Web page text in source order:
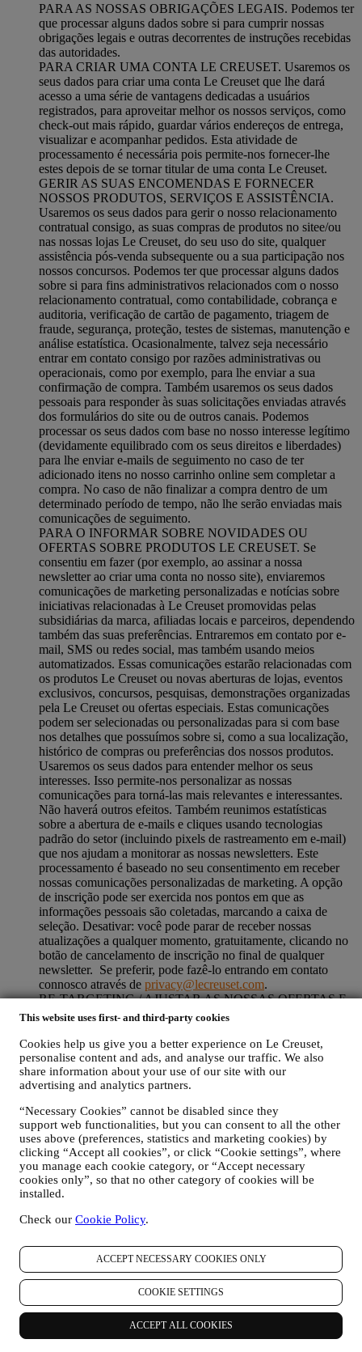
This website uses first- and third-party cookies
Cookies help us give you a better experience on Le Creuset,
personalise content and ads, and analyse our traffic. We also
share information about your use of our site with our
advertising and analytics partners.
“Necessary Cookies” cannot be disabled since they
support web functionalities, but you can consent to all the other
uses above (preferences, statistics and marketing cookies) by
clicking “Accept all cookies”, or click “Cookie settings”, where
you manage each cookie category, or “Accept necessary
cookies only”, so that no other category of cookies will be
installed.
Check our Cookie Policy.
ACCEPT NECESSARY COOKIES ONLY
COOKIE SETTINGS
ACCEPT ALL COOKIES
PARA AS NOSSAS OBRIGAÇÕES LEGAIS. Podemos ter
que processar alguns dados sobre si para cumprir nossas
obrigações legais e outras decorrentes de instruções recebidas
das autoridades.
PARA CRIAR UMA CONTA LE CREUSET. Usaremos os
seus dados para criar uma conta Le Creuset que lhe dará
acesso a uma série de vantagens dedicadas a usuários
registrados, para aproveitar melhor os nossos serviços, como
check-out mais rápido, guardar vários endereços de entrega,
visualizar e acompanhar pedidos. Esta atividade de
processamento é necessária pois permite-nos fornecer-lhe
estes depois de se tornar titular de uma conta Le Creuset.
GERIR AS SUAS ENCOMENDAS E FORNECER
NOSSOS PRODUTOS, SERVIÇOS E ASSISTÊNCIA.
Usaremos os seus dados para gerir o nosso relacionamento
contratual consigo, as suas compras de produtos no sitee/ou
nas nossas lojas Le Creuset, do seu uso do site, qualquer
assistência pós-venda subsequente ou a sua participação nos
nossos concursos. Podemos ter que processar alguns dados
sobre si para fins administrativos relacionados com o nosso
relacionamento contratual, como contabilidade, cobrança e
auditoria, verificação de cartão de pagamento, triagem de
fraude, segurança, proteção, testes de sistemas, manutenção e
análise estatística. Ocasionalmente, talvez seja necessário
entrar em contato consigo por razões administrativas ou
operacionais, como por exemplo, para lhe enviar a sua
confirmação de compra. Também usaremos os seus dados
pessoais para responder às suas solicitações enviadas através
dos formulários do site ou de outros canais. Podemos
processar os seus dados com base no nosso interesse legítimo
(devidamente equilibrado com os seus direitos e liberdades)
para lhe enviar e-mails de seguimento no caso de ter
adicionado itens no nosso carrinho online sem completar a
compra. No caso de não finalizar a compra dentro de um
determinado período de tempo, não lhe serão enviadas mais
comunicações de seguimento.
PARA O INFORMAR SOBRE NOVIDADES OU
OFERTAS SOBRE PRODUTOS LE CREUSET. Se
consentiu em fazer (por exemplo, ao assinar a nossa
newsletter ao criar uma conta no nosso site), enviaremos
comunicações de marketing personalizadas e notícias sobre
iniciativas relacionadas à Le Creuset promovidas pelas
subsidiárias da marca, afiliadas locais e parceiros, dependendo
também das suas preferências. Entraremos em contato por e-
mail, SMS ou redes social, mas também usando meios
automatizados. Essas comunicações estarão relacionadas com
os produtos Le Creuset ou novas aberturas de lojas, eventos
exclusivos, concursos, pesquisas, demonstrações organizadas
pela Le Creuset ou ofertas especiais. Estas comunicações
podem ser selecionadas ou personalizadas para si com base
nos detalhes que possuímos sobre si, como a sua localização,
histórico de compras ou preferências dos nossos produtos.
Usaremos os seus dados para entender melhor os seus
interesses. Isso permite-nos personalizar as nossas
comunicações para torná-las mais relevantes e interessantes.
Não haverá outros efeitos. Também reunimos estatísticas
sobre a abertura de e-mails e cliques usando tecnologias
padrão do setor (incluindo pixels de rastreamento em e-mail)
que nos ajudam a monitorar as nossas newsletters. Este
processamento é baseado no seu consentimento em receber
nossas comunicações personalizadas de marketing. A opção
de inscrição pode ser exercida nos pontos em que as
informações pessoais são coletadas, marcando a caixa de
seleção. Desativar: você pode parar de receber nossas
atualizações a qualquer momento, gratuitamente, clicando no
botão de cancelamento de inscrição no final de qualquer
newsletter. Se preferir, pode fazê-lo entrando em contato
connosco através de privacy@lecreuset.com.
RE-TARGETING / AJUSTAR AS NOSSAS OFERTAS E
MELHORAR A EXPERIÊNCIA AO CLIENTE.
Gostaríamos de usar os seus dados para personalizar nossos
serviços e ofertas de acordo com suas necessidades e
preferências para fornecer uma experiência personalizada ao
cliente Le Creuset. Faremos isso analisando os seus hábitos
ou interesses, por exemplo, em relação aos produtos mais
páginas do nosso site que visita, qual o conteúdo das nossas
ofertas que lê, etc. Fazemos isso principalmente por meio de
cookies e tecnologias similares (incluindo pixels de
rastreamento em e-mail) também em combinação com os seus
dados e preferências recolhidas assim que subscrever as
nossas comunicações de marketing personalizadas. Usaremos
sites, conceder acesso a conteúdo específico, adaptar o
assinar as nossas comunicações de marketing, enviar
comunicação / mensagem relevantes que achamos que pode
gostar. Não haverá outros efeitos. O uso de cookies está
sujeito ao seu consentimento. Se não desejar que essas
informações sejam usadas para enviar anúncios, conteúdos ou
comunicações com base em interesses, pode limitar o uso das
informações sobre suas ações online, gerindo a configuração